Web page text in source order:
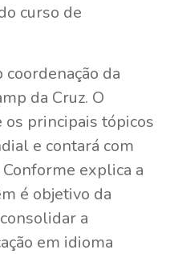
curso de
da
da Cruz. O
principais tópicos
e contará com
explica a
é objetivo da
a
em idioma